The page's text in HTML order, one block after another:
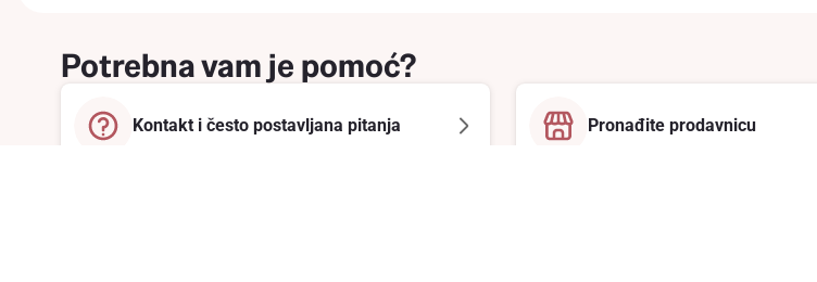
Potrebna vam je pomoć?
Kontakt i često postavljana pitanja Pronađite prodavnicu